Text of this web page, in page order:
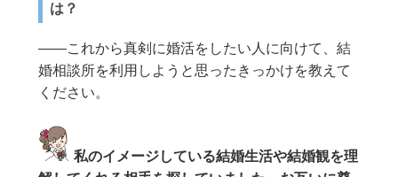
は？
——これから真剣に婚活をしたい人に向けて、結
婚相談所を利用しようと思ったきっかけを教えて
ください。
私のイメージしている結婚生活や結婚観を理